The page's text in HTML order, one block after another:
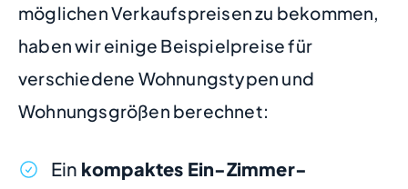
möglichen Verkaufspreisen zu bekommen,
haben wir einige Beispielpreise für
verschiedene Wohnungstypen und
Wohnungsgrößen berechnet:
Ein kompaktes Ein-Zimmer-